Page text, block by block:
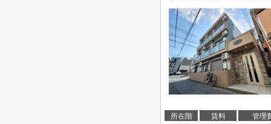
所在階 賃料
管理